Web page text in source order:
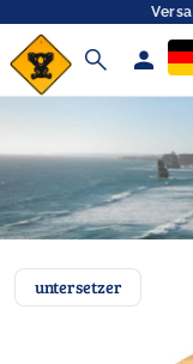
search person
untersetzer